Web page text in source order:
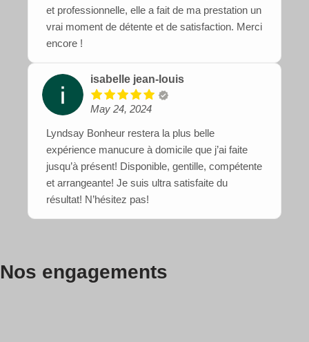
et professionnelle, elle a fait de ma prestation un
vrai moment de détente et de satisfaction. Merci
encore !
isabelle jean-louis
May 24, 2024
Lyndsay Bonheur restera la plus belle
expérience manucure à domicile que j’ai faite
jusqu’à présent! Disponible, gentille, compétente
et arrangeante! Je suis ultra satisfaite du
résultat! N’hésitez pas!
Nos engagements